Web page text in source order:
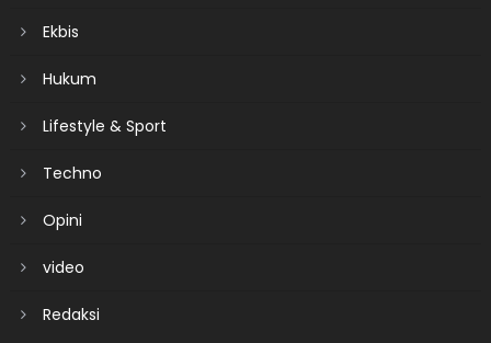
Ekbis
Hukum
Lifestyle & Sport
Techno
Opini
video
Redaksi